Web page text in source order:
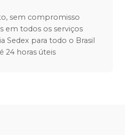
sem compromisso
em todos os serviços
Sedex para todo o Brasil
24 horas úteis